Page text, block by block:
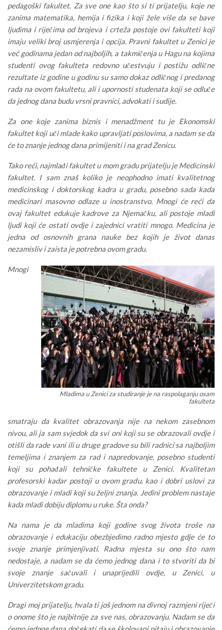
pedagoški fakultet. Za sve one kao što si ti prijatelju, koje ne
zanima matematika, hemija i fizika i koji žele više da se bave
ljudima i riječima od brojeva i crteža postoje ovi fakulteti koji
imaju veliki broj usmjerenja i opcija. Pravni fakultet u Zenici je
već godinama jedan od najboljih, a takmičenja u Hagu na kojima
studenti ovog fakulteta redovno učestvuju i postižu odlične
rezultate iz godine u godinu su samo dokaz odličnog i predanog
rada na ovom fakultetu, ali i upornosti studenata koji se odluče
da jednog dana budu vrsni pravnici, advokati i sudije.
Za one koje zanima biznis i menadžment tu je Ekonomski
fakultet koji uči mlade kako upravljati poslovima, a nadam se da
će to znanje jednog dana primijeniti i na grad Zenicu.
Tako reći, najmlađi fakultet u mom gradu prijatelju je Medicinski
fakultet. I sam znaš koliko je neophodno imati kvalitetnog
medicinskog i doktorskog kadra u gradu, posebno sada kada
medicinari masovno odlaze u inostranstvo. Mnogi će reći da
ovaj fakultet edukuje kadrove za Njemačku, ali postoje mladi
ljudi koji će ostati ovdje i zajednici vratiti mnogo. Medicina je
jedna od osnovnih grana nauke bez kojih je život danas
nezamisliv i zaista je potrebna ovom gradu.
Mladima u Zenici za studiranje je na raspolaganju osam
fakulteta
Mnogi
smatraju da kvalitet obrazovanja nije na nekom zasebnom
nivou, ali ja sam svjedok da svi oni koji su se obrazovali ovdje i
otišli da rade vani ili u druge gradove su bili radnici sa najboljim
temeljima i znanjem za rad i napredovanje, posebno studenti
koji su pohađali tehničke fakultete u Zenici. Kvalitetan
profesorski kadar postoji u ovom gradu, kao i dobri uslovi za
obrazovanje i mladi koji su željni znanja. Jedini problem nastaje
kada mladi dobiju diplomu u ruke. Šta onda?
Na nama je da mladima koji godine svog života troše na
obrazovanje i edukaciju obezbjedimo radno mjesto gdje će to
svoje znanje primjenjivati. Radna mjesta su ono što nam
nedostaje, a nadam se da ćemo jednog dana i to stvoriti da bi
svoje znanje sačuvali i unaprijedili ovdje, u Zenici, u
Univerzitetskom gradu.
Dragi moj prijatelju, hvala ti još jednom na divnoj razmjeni riječi
o onome što je najbitnije za sve nas, obrazovanju. Nadam se da